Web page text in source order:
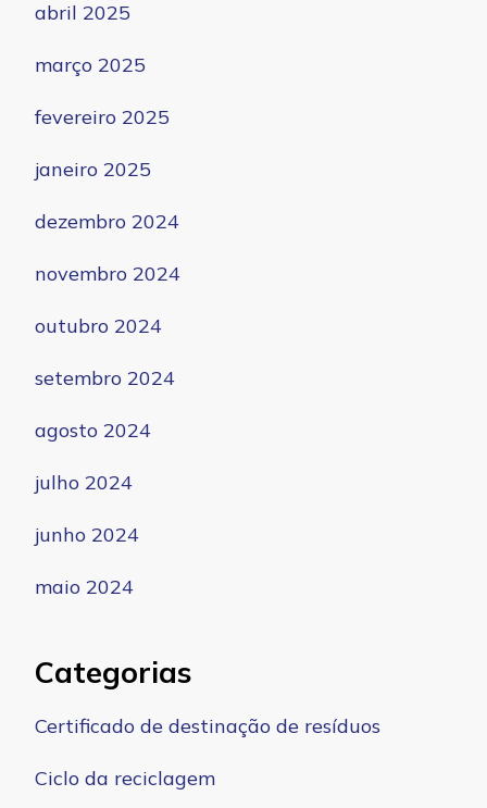
abril 2025
março 2025
fevereiro 2025
janeiro 2025
dezembro 2024
novembro 2024
outubro 2024
setembro 2024
agosto 2024
julho 2024
junho 2024
maio 2024
Categorias
Certificado de destinação de resíduos
Ciclo da reciclagem